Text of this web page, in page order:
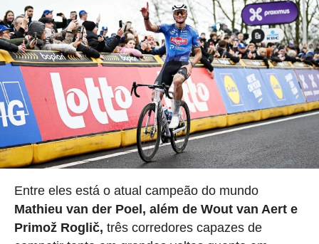
Entre eles está o atual campeão do mundo
Mathieu van der Poel, além de Wout van Aert e
Primož Roglič, três corredores capazes de